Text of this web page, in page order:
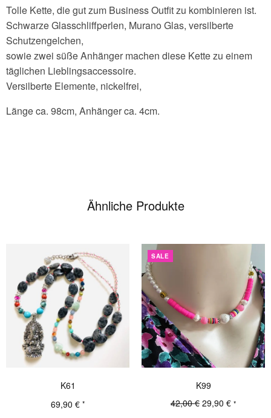
Tolle Kette, die gut zum Business Outfit zu kombinieren ist.
Schwarze Glasschliffperlen, Murano Glas, versilberte
Schutzengelchen,
sowie zwei süße Anhänger machen diese Kette zu einem
täglichen Lieblingsaccessoire.
Versilberte Elemente, nickelfrei,
Länge ca. 98cm, Anhänger ca. 4cm.
Ähnliche Produkte
K61
69,90 € *
SALE
K99
42,00€ Ursprünglicher
29,90 €Aktueller
*